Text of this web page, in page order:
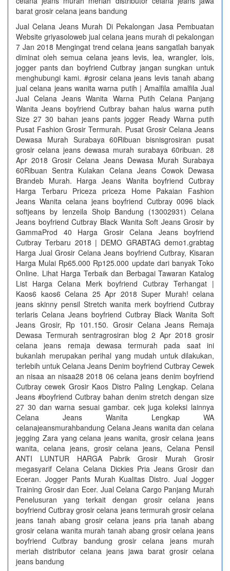
barat grosir celana jeans bandung
Jual Celana Jeans Murah Di Pekalongan Jasa Pembuatan
Website griyasoloweb jual celana jeans murah di pekalongan
7 Jan 2018 Mengingat trend celana jeans sangatlah banyak
diminat oleh semua celana jeans levis, lea, wrangler, lois,
jogger pants dan boyfriend Cutbray jangan sungkan untuk
menghubungi kami. #grosir celana jeans levis tanah abang
jual celana jeans wanita warna putih | Amalfila amalfila Jual
Jual Celana Jeans Wanita Warna Putih Celana Panjang
Wanita Jeans boyfriend Cutbray bahan halus warna putih
Size 27 30 bahan jeans pants jogger Ready Warna putih
Pusat Fashion Grosir Termurah. Pusat Grosir Celana Jeans
Dewasa Murah Surabaya 60Ribuan bisnisgrosiran pusat
grosir celana jeans dewasa murah surabaya 60ribuan. 28
Apr 2018 Grosir Celana Jeans Dewasa Murah Surabaya
60Ribuan Sentra Kulakan Celana Jeans Cowok Dewasa
Brandeb Murah. Harga Jeans Wanita boyfriend Cutbray
Harga Terbaru Priceza priceza Home Pakaian Fashion
Jeans Wanita celana jeans boyfriend Cutbray 0096 black
softjeans by Ienzeila Shoip Bandung (13002931) Celana
Jeans boyfriend Cutbray Black Wanita Soft Jeans Grosir by
GammaProd 40 Harga Grosir Celana Jeans boyfriend
Cutbray Terbaru 2018 | DEMO GRABTAG demo1.grabtag
Harga Jual Grosir Celana Jeans boyfriend Cutbray, Kisaran
Harga Mulai Rp65.000 Rp125.000 update dari banyak Toko
Online. Lihat Harga Terbaik dan Berbagai Tawaran Katalog
List Harga Celana Merk boyfriend Cutbray Terhangat |
Kaos6 kaos6 Celana 25 Apr 2018 Super Murah! celana
jeans skinny pensil Stretch wanita merk boyfriend Cutbray
terlaris Celana Jeans boyfriend Cutbray Black Wanita Soft
Jeans Grosir, Rp 101.150. Grosir Celana Jeans Remaja
Dewasa Termurah sentragrosiran blog 2 Apr 2018 grosir
celana jeans remaja dewasa termurah pada saat ini
bukanlah merupakan perihal yang mudah untuk dilakukan,
terlebih untuk Celana Jeans Denim boyfriend Cutbray Cewek
an nisaa an nisaa28 2018 06 celana jeans denim boyfriend
Cutbray cewek Grosir Kaos Distro Paling Lengkap. Celana
Jeans #boyfriend Cutbray bahan denim stretch dengan size
27 30 dan warna sesuai gambar. cek juga koleksi lainnya
Celana Jeans Wanita Lengkap WA
celanajeansmurahbandung Celana Jeans wanita dan celana
jegging Zara yang celana jeans wanita, grosir celana jeans
wanita, celana jeans, grosir celana jeans, Celana Pensil
ANTI LUNTUR HARGA Pabrik Grosir Murah Grosir
megasyarif Celana Celana Dickies Pria Jeans Grosir dan
Eceran. Jogger Pants Murah Kualitas Distro. Jual Jogger
Training Grosir dan Ecer. Jual Celana Cargo Panjang Murah
Penelusuran yang terkait dengan grosir celana jeans
boyfriend Cutbray grosir celana jeans termurah grosir celana
jeans tanah abang grosir celana jeans pria tanah abang
grosir celana wanita murah tanah abang grosir celana jeans
boyfriend Cutbray bandung grosir celana jeans murah
meriah distributor celana jeans jawa barat grosir celana
jeans bandung